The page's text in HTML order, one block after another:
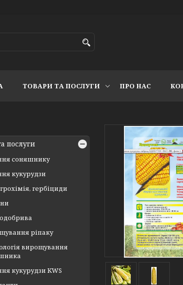
ТОВАРИ ТА ПОСЛУГИ ПРО НАС
послуги
соняшнику
кукурудзи
гербіциди
ріпаку
вирощування
кукурудзи KWS